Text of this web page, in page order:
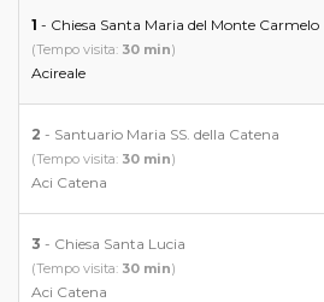
1 - Chiesa Santa Maria del Monte Carmelo
(Tempo visita: 30 min)
Acireale
2 - Santuario Maria SS. della Catena
(Tempo visita: 30 min)
Aci Catena
3 - Chiesa Santa Lucia
(Tempo visita: 30 min)
Aci Catena